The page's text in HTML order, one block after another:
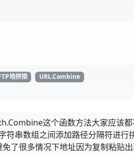
地拼接 URL.Combine
这个函数方法大家应该
符串数组之间添加路径分隔符进行
了很多情况下地址因为复制粘贴